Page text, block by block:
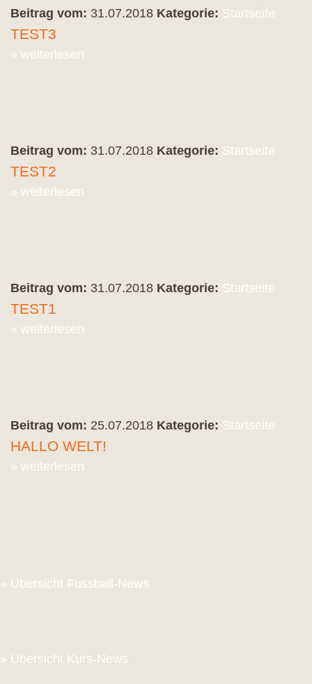
Beitrag vom: 31.07.2018 Kategorie: Startseite
TEST3
» weiterlesen
Beitrag vom: 31.07.2018 Kategorie: Startseite
TEST2
» weiterlesen
Beitrag vom: 31.07.2018 Kategorie: Startseite
TEST1
» weiterlesen
Beitrag vom: 25.07.2018 Kategorie: Startseite
HALLO WELT!
» weiterlesen
» Übersicht Fussball-News
» Übersicht Kurs-News